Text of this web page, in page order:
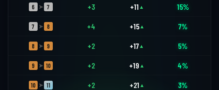
6 ➤ 7 +3 +11 ▲ 15%
7 ➤ 8 +4 +15▲ 7%
8 ➤ 9 +2 +17 ▲ 5%
9 ➤ 10 +2 +19 ▲ 4%
10 ➤ 11 +2 +21 ▲ 3%